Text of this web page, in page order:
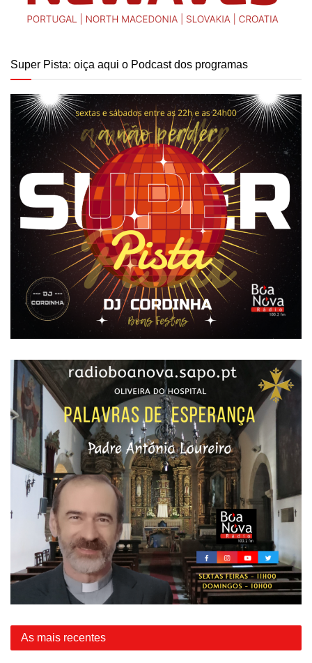
Super Pista: oiça aqui o Podcast dos programas
As mais recentes